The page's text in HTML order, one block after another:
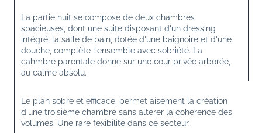
La partie nuit se compose de deux chambres
spacieuses, dont une suite disposant d'un dressing
intégré, la salle de bain, dotée d'une baignoire et d'une
douche, complète l'ensemble avec sobriété. La
cahmbre parentale donne sur une cour privée arborée,
au calme absolu.
Le plan sobre et efficace, permet aisément la création
d'une troisième chambre sans altérer la cohérence des
volumes. Une rare fexibilité dans ce secteur.